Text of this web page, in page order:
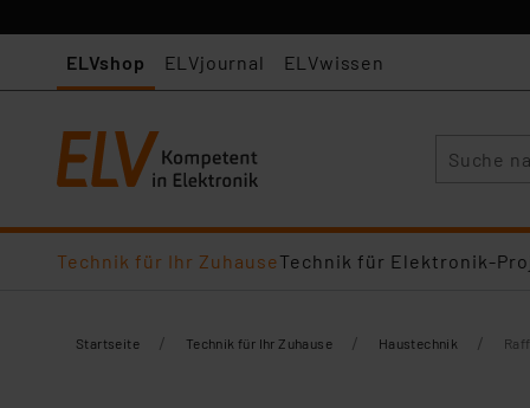
ELVshop ELVjournal ELVwissen
Technik für Ihr ZuhauseTechnik für Elektronik-
Startseite / Technik für Ihr Zuhause / Haustechnik /